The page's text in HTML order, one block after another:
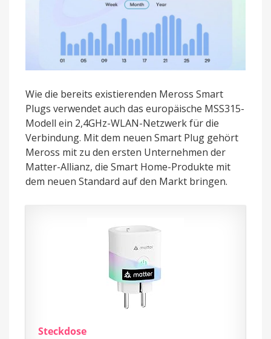
Wie die bereits existierenden Meross Smart
Plugs verwendet auch das europäische MSS315-
Modell ein 2,4GHz-WLAN-Netzwerk für die
Verbindung. Mit dem neuen Smart Plug gehört
Meross mit zu den ersten Unternehmen der
Matter-Allianz, die Smart Home-Produkte mit
dem neuen Standard auf den Markt bringen.
Steckdose